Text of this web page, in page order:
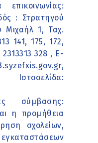
: Στρατηγού
Μιχαήλ 1, Ταχ.
141, 175, 172,
2313313 328 , Ε-
σύμβασης:
η προμήθεια
σχολείων,